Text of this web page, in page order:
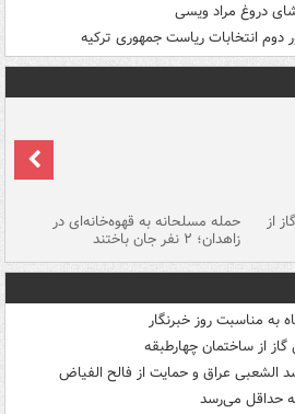
دروغ مراد ویسی
دوم انتخابات ریاست جمهوری ترکیه
از حمله مسلحانه به قهوه‌خانه‌ای در
زاهدان؛ ۲ نفر جان باختند
به مناسبت روز خبرنگار
از ساختمان چهارطبقه
الشعبی عراق و حمایت از فالح الفیاض